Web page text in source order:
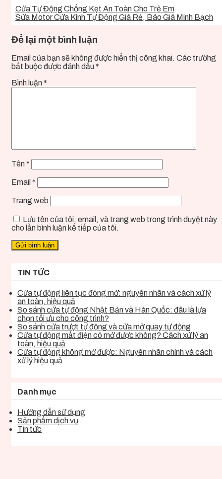
Cửa Tự Động Chống Kẹt An Toàn Cho Trẻ Em
Sửa Motor Cửa Kính Tự Động Giá Rẻ, Báo Giá Minh Bạch
Để lại một bình luận
Email của bạn sẽ không được hiển thị công khai. Các trường
bắt buộc được đánh dấu *
Bình luận *
Tên *
Email *
Trang web
Lưu tên của tôi, email, và trang web trong trình duyệt này
cho lần bình luận kế tiếp của tôi.
TIN TỨC
Cửa tự động liên tục đóng mở: nguyên nhân và cách xử lý
an toàn, hiệu quả
So sánh cửa tự động Nhật Bản và Hàn Quốc: đâu là lựa
chọn tối ưu cho công trình?
So sánh cửa trượt tự động và cửa mở quay tự động
Cửa tự động mất điện có mở được không? Cách xử lý an
toàn, hiệu quả
Cửa tự động không mở được: Nguyên nhân chính và cách
xử lý hiệu quả
Danh mục
Hướng dẫn sử dụng
Sản phẩm dịch vụ
Tin tức